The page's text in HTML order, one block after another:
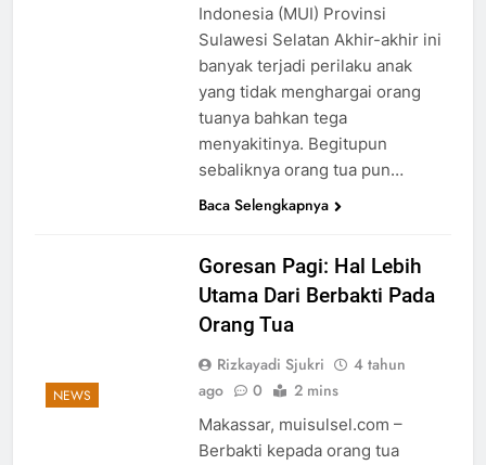
Indonesia (MUI) Provinsi
Sulawesi Selatan Akhir-akhir ini
banyak terjadi perilaku anak
yang tidak menghargai orang
tuanya bahkan tega
menyakitinya. Begitupun
sebaliknya orang tua pun…
Baca Selengkapnya
NEWS
Goresan Pagi: Hal Lebih
Utama Dari Berbakti Pada
Orang Tua
Rizkayadi Sjukri
4 tahun
ago
0 2 mins
Makassar, muisulsel.com –
Berbakti kepada orang tua